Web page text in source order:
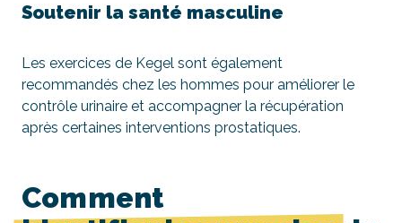
Soutenir la santé masculine
Les exercices de Kegel sont également
recommandés chez les hommes pour améliorer le
contrôle urinaire et accompagner la récupération
après certaines interventions prostatiques.
Comment